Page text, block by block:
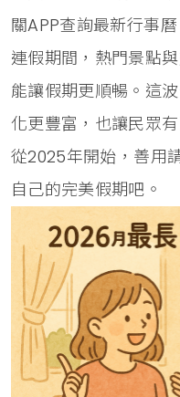
關APP查詢最新行事
連假期間，熱門景點
能讓假期更順暢。這
化更豐富，也讓民眾
從2025年開始，善用
自己的完美假期吧。